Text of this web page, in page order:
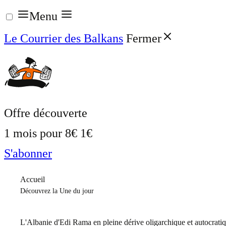
Aller
au
contenu
Menu
Le Courrier des Balkans Fermer
Offre découverte
1 mois pour 8€ 1€
S'abonner
Accueil
Découvrez la Une du jour
L'Albanie d'Edi Rama en pleine dérive oligarchique et